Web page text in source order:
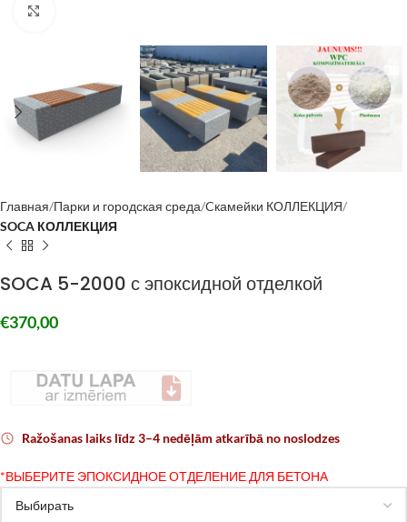
Главная Парки и городская среда Cкамейки КОЛЛЕКЦИЯ
SOCA КОЛЛЕКЦИЯ
SOCA 5-2000 с эпоксидной отделкой
€370,00
Ražošanas laiks līdz 3–4 nedēļām atkarībā no noslodzes
*ВЫБЕРИТЕ ЭПОКСИДНОЕ ОТДЕЛЕНИЕ ДЛЯ БЕТОНА